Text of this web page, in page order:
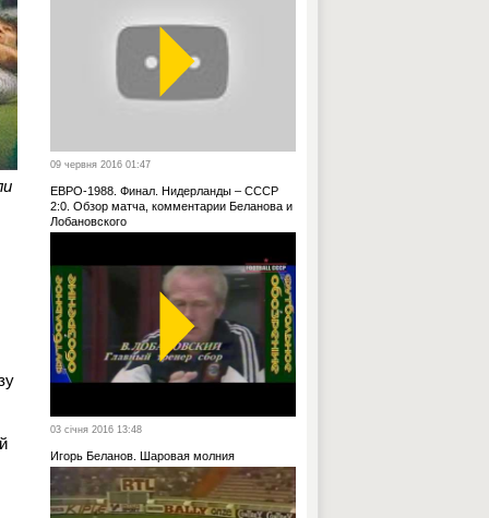
09 червня 2016 01:47
ЕВРО-1988. Финал. Нидерланды – СССР
2:0. Обзор матча, комментарии Беланова и
Лобановского
03 січня 2016 13:48
Игорь Беланов. Шаровая молния